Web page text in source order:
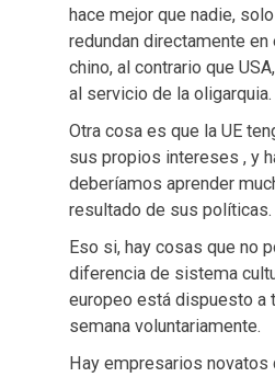
hace mejor que nadie,
redundan directamente
chino, al contrario que
al servicio de la oligarquia.
Otra cosa es que la UE
sus propios intereses , y
deberíamos aprender
resultado de sus políticas.
Eso si, hay cosas que no
diferencia de sistema
europeo está dispuesto a
semana voluntariamente.
Hay empresarios novatos